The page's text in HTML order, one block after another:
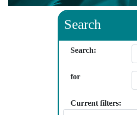
Search
Search:
for
Current filters: